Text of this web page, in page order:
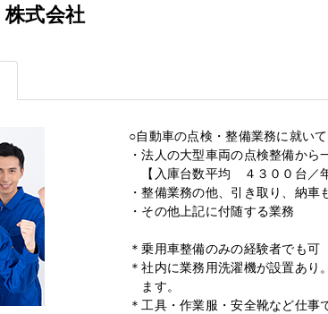
式会社
○自動車の点検・整備業務に就いて
・法人の大型車両の点検整備から
【入庫台数平均 ４３００台／年
・整備業務の他、引き取り、納車
・その他上記に付随する業務
＊乗用車整備のみの経験者でも可
＊社内に業務用洗濯機が設置あり
ます。
＊工具・作業服・安全靴など仕事